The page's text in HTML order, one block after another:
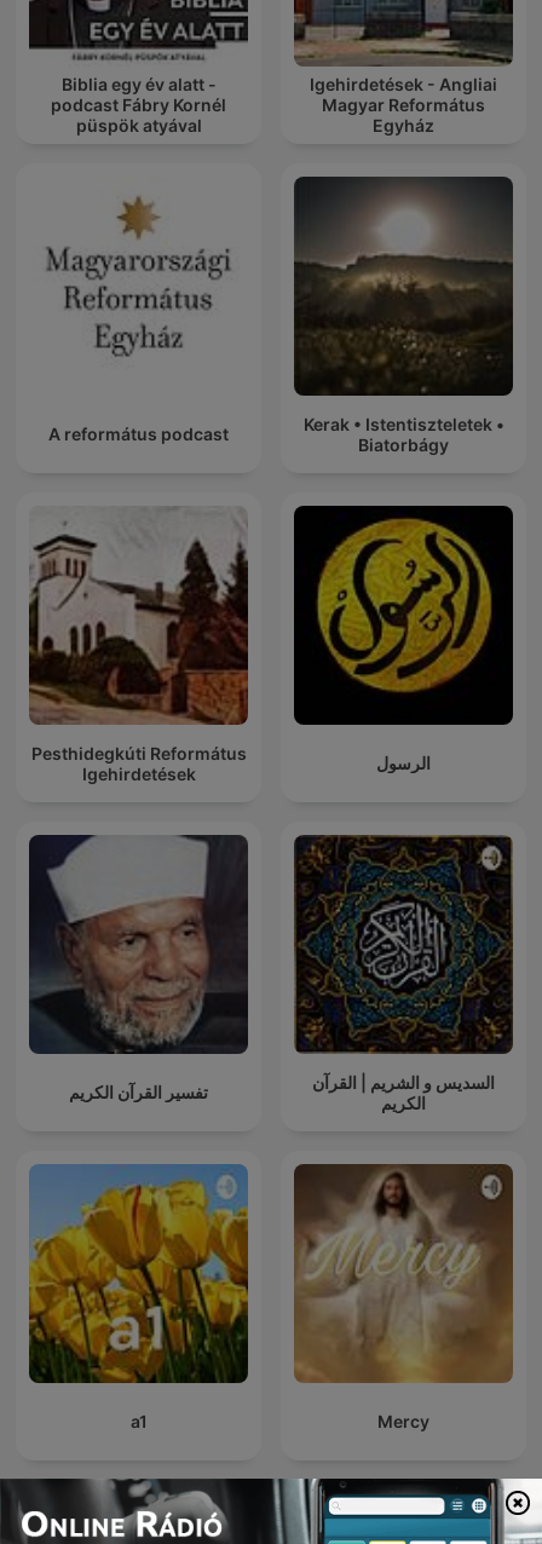
Biblia egy év alatt -
podcast Fábry Kornél
püspök atyával
Igehirdetések - Angliai
Magyar Református
Egyház
A református podcast
Kerak • Istentiszteletek •
Biatorbágy
Pesthidegkúti Református
Igehirdetések
الرسول
تفسير القرآن الكريم
السديس و الشريم | القرآن
الكريم
a1 Mercy